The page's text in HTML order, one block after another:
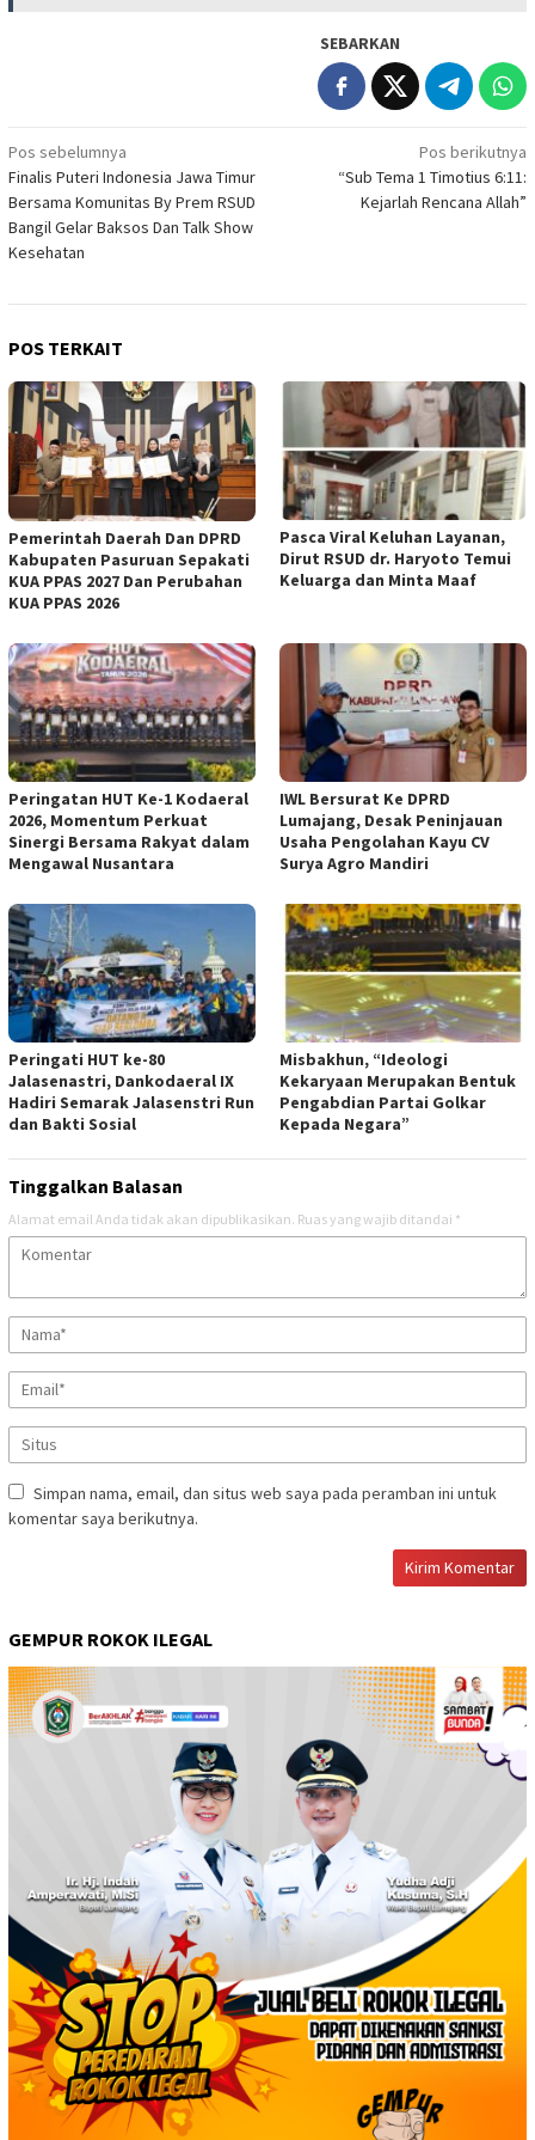
SEBARKAN
Navigasi
pos
Pos sebelumnya
Finalis Puteri Indonesia Jawa Timur
Bersama Komunitas By Prem RSUD
Bangil Gelar Baksos Dan Talk Show
Kesehatan
Pos berikutnya
“Sub Tema 1 Timotius 6:11:
Kejarlah Rencana Allah”
POS TERKAIT
Pemerintah Daerah Dan DPRD
Kabupaten Pasuruan Sepakati
KUA PPAS 2027 Dan Perubahan
KUA PPAS 2026
Pasca Viral Keluhan Layanan,
Dirut RSUD dr. Haryoto Temui
Keluarga dan Minta Maaf
Peringatan HUT Ke-1 Kodaeral
2026, Momentum Perkuat
Sinergi Bersama Rakyat dalam
Mengawal Nusantara
IWL Bersurat Ke DPRD
Lumajang, Desak Peninjauan
Usaha Pengolahan Kayu CV
Surya Agro Mandiri
Peringati HUT ke-80
Jalasenastri, Dankodaeral IX
Hadiri Semarak Jalasenstri Run
dan Bakti Sosial
Misbakhun, “Ideologi
Kekaryaan Merupakan Bentuk
Pengabdian Partai Golkar
Kepada Negara”
Tinggalkan Balasan
Alamat email Anda tidak akan dipublikasikan. Ruas yang wajib ditandai *
Simpan nama, email, dan situs web saya pada peramban ini untuk
komentar saya berikutnya.
GEMPUR ROKOK ILEGAL